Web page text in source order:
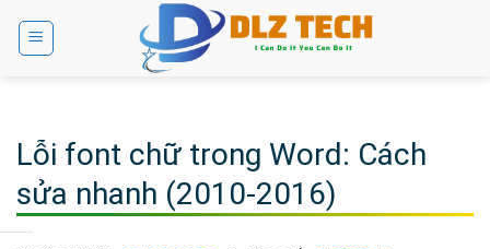
Lỗi font chữ trong Word: Cách
sửa nhanh (2010-2016)